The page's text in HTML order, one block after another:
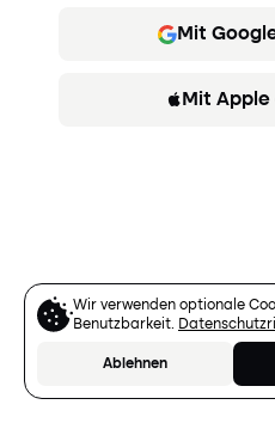
Wir verwenden optionale
Benutzbarkeit.
Ablehnen
Mit
Mit